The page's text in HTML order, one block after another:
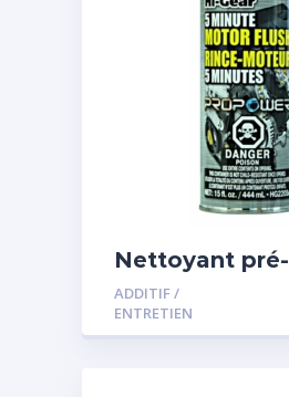
Nettoyant pré-
vidange
ADDITIF /
ENTRETIEN